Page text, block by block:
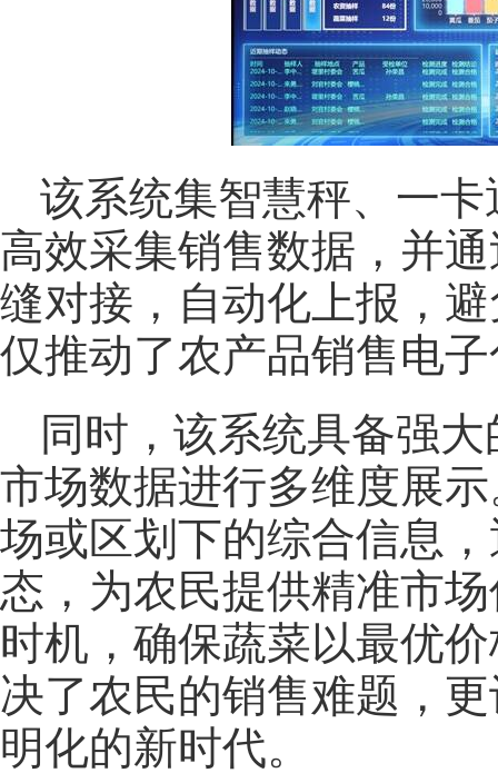
该系统集智慧秤、一
高效采集销售数据，并
缝对接，自动化上报，
仅推动了农产品销售电
同时，该系统具备强
市场数据进行多维度展
场或区划下的综合信息
态，为农民提供精准市
时机，确保蔬菜以最优
决了农民的销售难题，
明化的新时代。